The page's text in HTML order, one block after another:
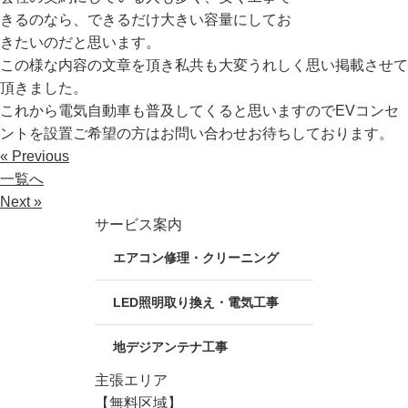
きるのなら、できるだけ大きい容量にしてお
きたいのだと思います。
この様な内容の文章を頂き私共も大変うれしく思い掲載させて
頂きました。
これから電気自動車も普及してくると思いますのでEVコンセ
ントを設置ご希望の方はお問い合わせお待ちしております。
« Previous
一覧へ
Next »
サービス案内
エアコン修理・クリーニング
LED照明取り換え・電気工事
地デジアンテナ工事
主張エリア
【無料区域】